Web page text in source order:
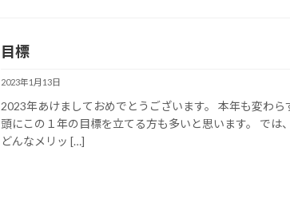
目標
2023年1月13日
2023年あけましておめでとうございます。 本年も変わ
頭にこの１年の目標を立てる方も多いと思います。 では
どんなメリッ […]